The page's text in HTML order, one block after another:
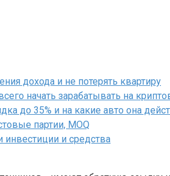
дохода и не потерять квартиру
начать зарабатывать на
до 35% и на какие авто она
партии, MOQ
и средства